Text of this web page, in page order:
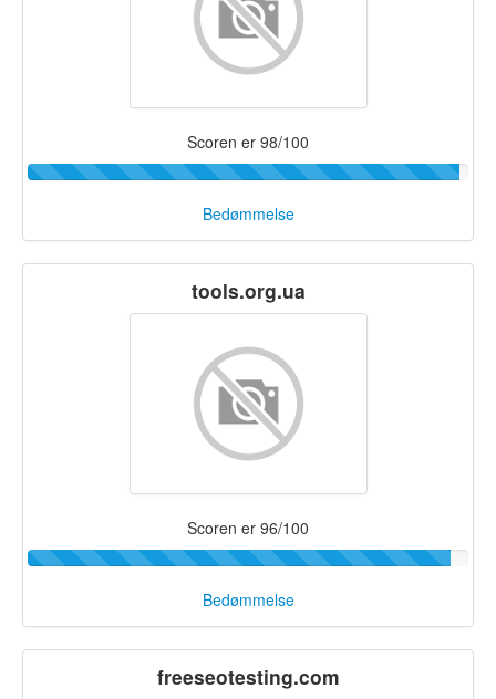
Scoren er 98/100
Bedømmelse
tools.org.ua
Scoren er 96/100
Bedømmelse
freeseotesting.com